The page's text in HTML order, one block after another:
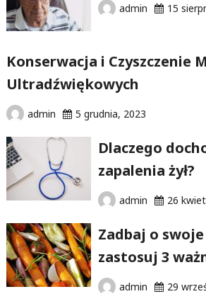
admin 15
Konserwacja i Czyszczenie
Ultradźwiękowych
admin 5 grudnia, 2023
Dlaczego
zapalenia żył?
admin 26
Zadbaj o
zastosuj 3
admin 29